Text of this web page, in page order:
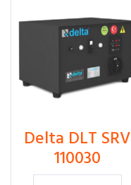
Delta DLT SRV
110030